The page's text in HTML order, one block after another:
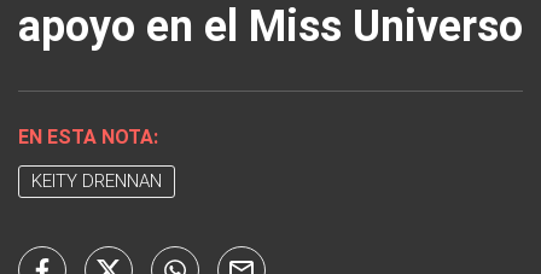
apoyo en el Miss Universo
EN ESTA NOTA:
KEITY DRENNAN